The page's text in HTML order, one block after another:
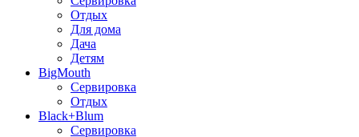
Отдых
Для дома
Дача
Детям
BigMouth
Сервировка
Отдых
Black+Blum
Сервировка